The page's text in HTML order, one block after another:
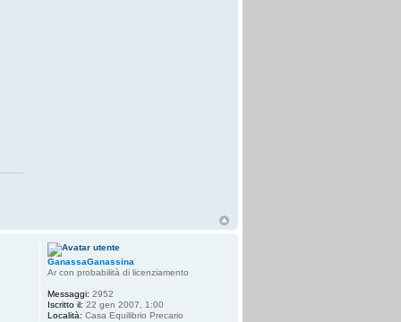
GanassaGanassina
Ar con probabilità di licenziamento
Messaggi: 2952
Iscritto il: 22 gen 2007, 1:00
Località: Casa Equilibrio Precario